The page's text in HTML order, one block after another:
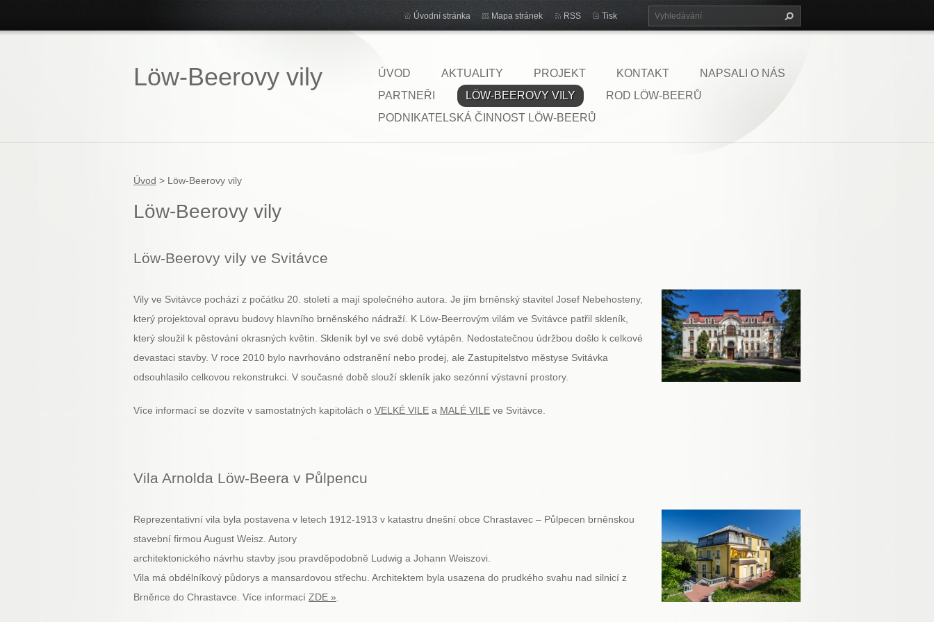
Löw-Beerovy vily ÚVOD AKTUALITY PROJEKT KONTAKT
NAPSALI O NÁS
PARTNEŘI
LÖW-BEEROVY VILY
ROD LÖW-BEERŮ
PODNIKATELSKÁ ČINNOST LÖW-BEERŮ
Úvodní stránka Mapa stránek RSS Tisk
Úvod > Löw-Beerovy vily
Löw-Beerovy vily
Löw-Beerovy vily ve Svitávce
Vily ve Svitávce pochází z počátku 20. století a mají společného autora. Je jím brněnský stavitel Josef Nebehosteny,
který projektoval opravu budovy hlavního brněnského nádraží. K Löw-Beerrovým vilám ve Svitávce patřil skleník,
který sloužil k pěstování okrasných květin. Skleník byl ve své době vytápěn. Nedostatečnou údržbou došlo k celkové
devastaci stavby. V roce 2010 bylo navrhováno odstranění nebo prodej, ale Zastupitelstvo městyse Svitávka
odsouhlasilo celkovou rekonstrukci. V současné době slouží skleník jako sezónní výstavní prostory.
Více informací se dozvíte v samostatných kapitolách o VELKÉ VILE a MALÉ VILE ve Svitávce.
Vila Arnolda Löw-Beera v Půlpencu
Reprezentativní vila byla postavena v letech 1912-1913 v katastru dnešní obce Chrastavec – Půlpecen brněnskou
stavební firmou August Weisz. Autory
architektonického návrhu stavby jsou pravděpodobně Ludwig a Johann Weiszovi.
Vila má obdélníkový půdorys a mansardovou střechu. Architektem byla usazena do prudkého svahu nad silnicí z
Brněnce do Chrastavce. Více informací ZDE »